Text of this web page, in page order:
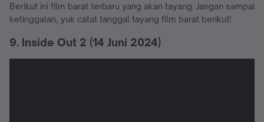
Berikut ini film barat terbaru yang akan tayang. Jangan sampai
ketinggalan, yuk catat tanggal tayang film barat berikut!
9. Inside Out 2 (14 Juni 2024)